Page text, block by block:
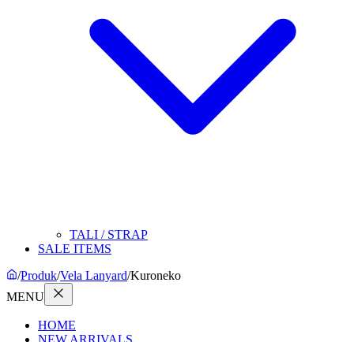
TALI / STRAP
SALE ITEMS
/Produk/Vela Lanyard/Kuroneko
MENU
HOME
NEW ARRIVALS